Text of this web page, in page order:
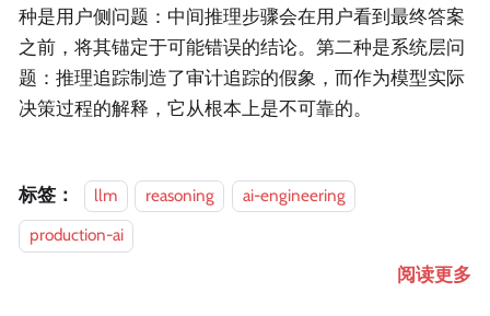
种是用户侧问题：中间推理步骤会在用户看到最终答案
之前，将其锚定于可能错误的结论。第二种是系统层问
题：推理追踪制造了审计追踪的假象，而作为模型实际
决策过程的解释，它从根本上是不可靠的。
标签： llm reasoning
ai-engineering
production-ai
阅读更多